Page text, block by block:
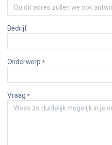
Bedrijf
Onderwerp *
Vraag *